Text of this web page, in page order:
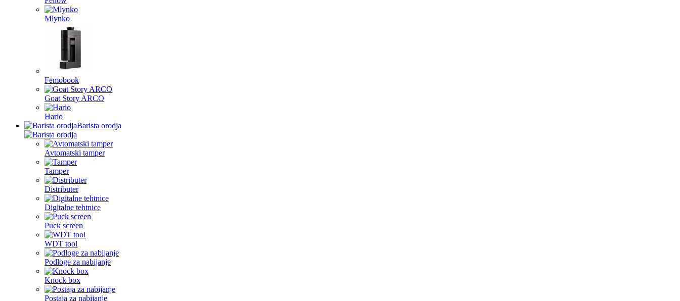
Mlynko
Femobook
Goat Story ARCO
Hario
Barista orodja
Avtomatski tamper
Tamper
Distributer
Digitalne tehtnice
Puck screen
WDT tool
Podloge za nabijanje
Knock box
Postaja za nabijanje